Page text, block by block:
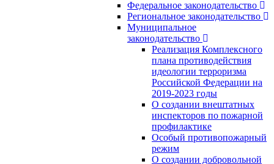
Федеральное законодательство
Региональное законодательство
Муниципальное
законодательство
Реализация Комплексного
плана противодействия
идеологии терроризма
Российской Федерации на
2019-2023 годы
О создании внештатных
инспекторов по пожарной
профилактике
Особый противопожарный
режим
О создании добровольной